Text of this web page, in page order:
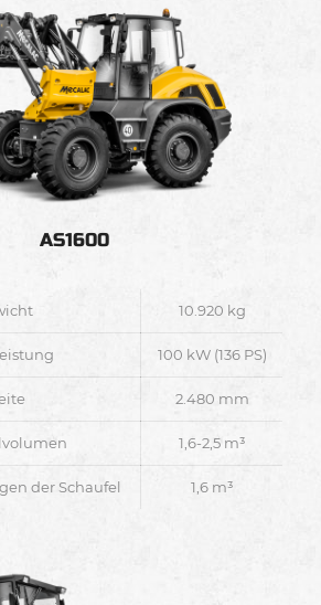
AS1600
10.920 kg
100 kW (136 PS)
2.480 mm
1,6-2,5 m³
der Schaufel 1,6 m³